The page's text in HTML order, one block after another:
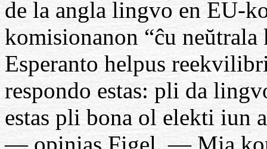
de la angla lingvo en EU-
komisionanon “ĉu
Esperanto helpus
respondo estas: pli da
estas pli bona ol elekti iun
— opinias Figel. — Mia